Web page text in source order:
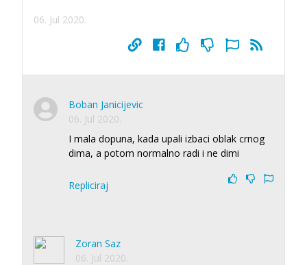
06. Jul 2020.
Boban Janicijevic
06. Jul 2020.
I mala dopuna, kada upali izbaci oblak crnog
dima, a potom normalno radi i ne dimi
Repliciraj
Zoran Saz
06. Jul 2020.